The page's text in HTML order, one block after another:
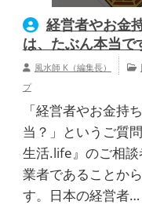
経営者やお金
は、たぶん本当で
風水師 K（編集長）
プ
「経営者やお金持
当？」というご質
生活.life』のご相
業者であることか
す。日本の経営者…